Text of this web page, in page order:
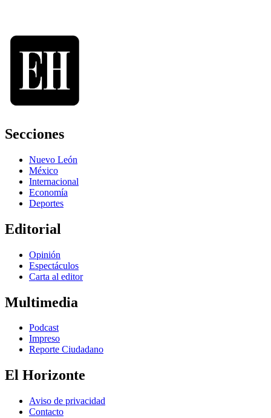
Secciones
Nuevo León
México
Internacional
Economía
Deportes
Editorial
Opinión
Espectáculos
Carta al editor
Multimedia
Podcast
Impreso
Reporte Ciudadano
El Horizonte
Aviso de privacidad
Contacto